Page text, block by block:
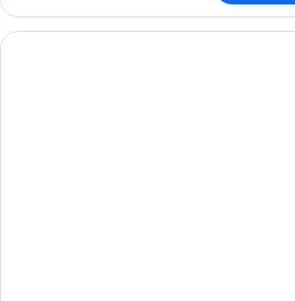
2 Schlafzimmer